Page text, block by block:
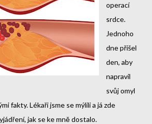
operací
srdce.
Jednoho
dne přišel
den, aby
napravil
svůj omyl
fakty. Lékaři jsme se mýlili a já zde
jak se ke mně dostalo.